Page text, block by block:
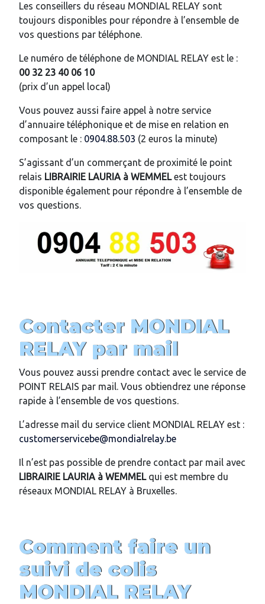
Les conseillers du réseau MONDIAL RELAY sont
toujours disponibles pour répondre à l’ensemble de
vos questions par téléphone.
Le numéro de téléphone de MONDIAL RELAY est le :
00 32 23 40 06 10
(prix d’un appel local)
Vous pouvez aussi faire appel à notre service
d’annuaire téléphonique et de mise en relation en
composant le : 0904.88.503 (2 euros la minute)
S’agissant d’un commerçant de proximité le point
relais LIBRAIRIE LAURIA à WEMMELest toujours
disponible également pour répondre à l’ensemble de
vos questions.
Contacter MONDIAL
RELAY par mail
Vous pouvez aussi prendre contact avec le service de
POINT RELAIS par mail. Vous obtiendrez une réponse
rapide à l’ensemble de vos questions.
L’adresse mail du service client MONDIAL RELAY est :
customerservicebe@mondialrelay.be
Il n’est pas possible de prendre contact par mail avec
LIBRAIRIE LAURIA à WEMMELqui est membre du
réseaux MONDIAL RELAY à Bruxelles.
Comment faire un
suivi de colis
MONDIAL RELAY